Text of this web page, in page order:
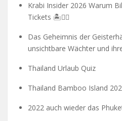
Krabi Insider 2026 Warum
Tickets 🏝️🧗‍♂️
Das Geheimnis der
unsichtbare Wächter und
Thailand Urlaub Quiz
Thailand Bamboo Island
2022 auch wieder das